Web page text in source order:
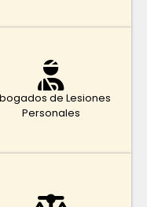
de Lesiones
Personales